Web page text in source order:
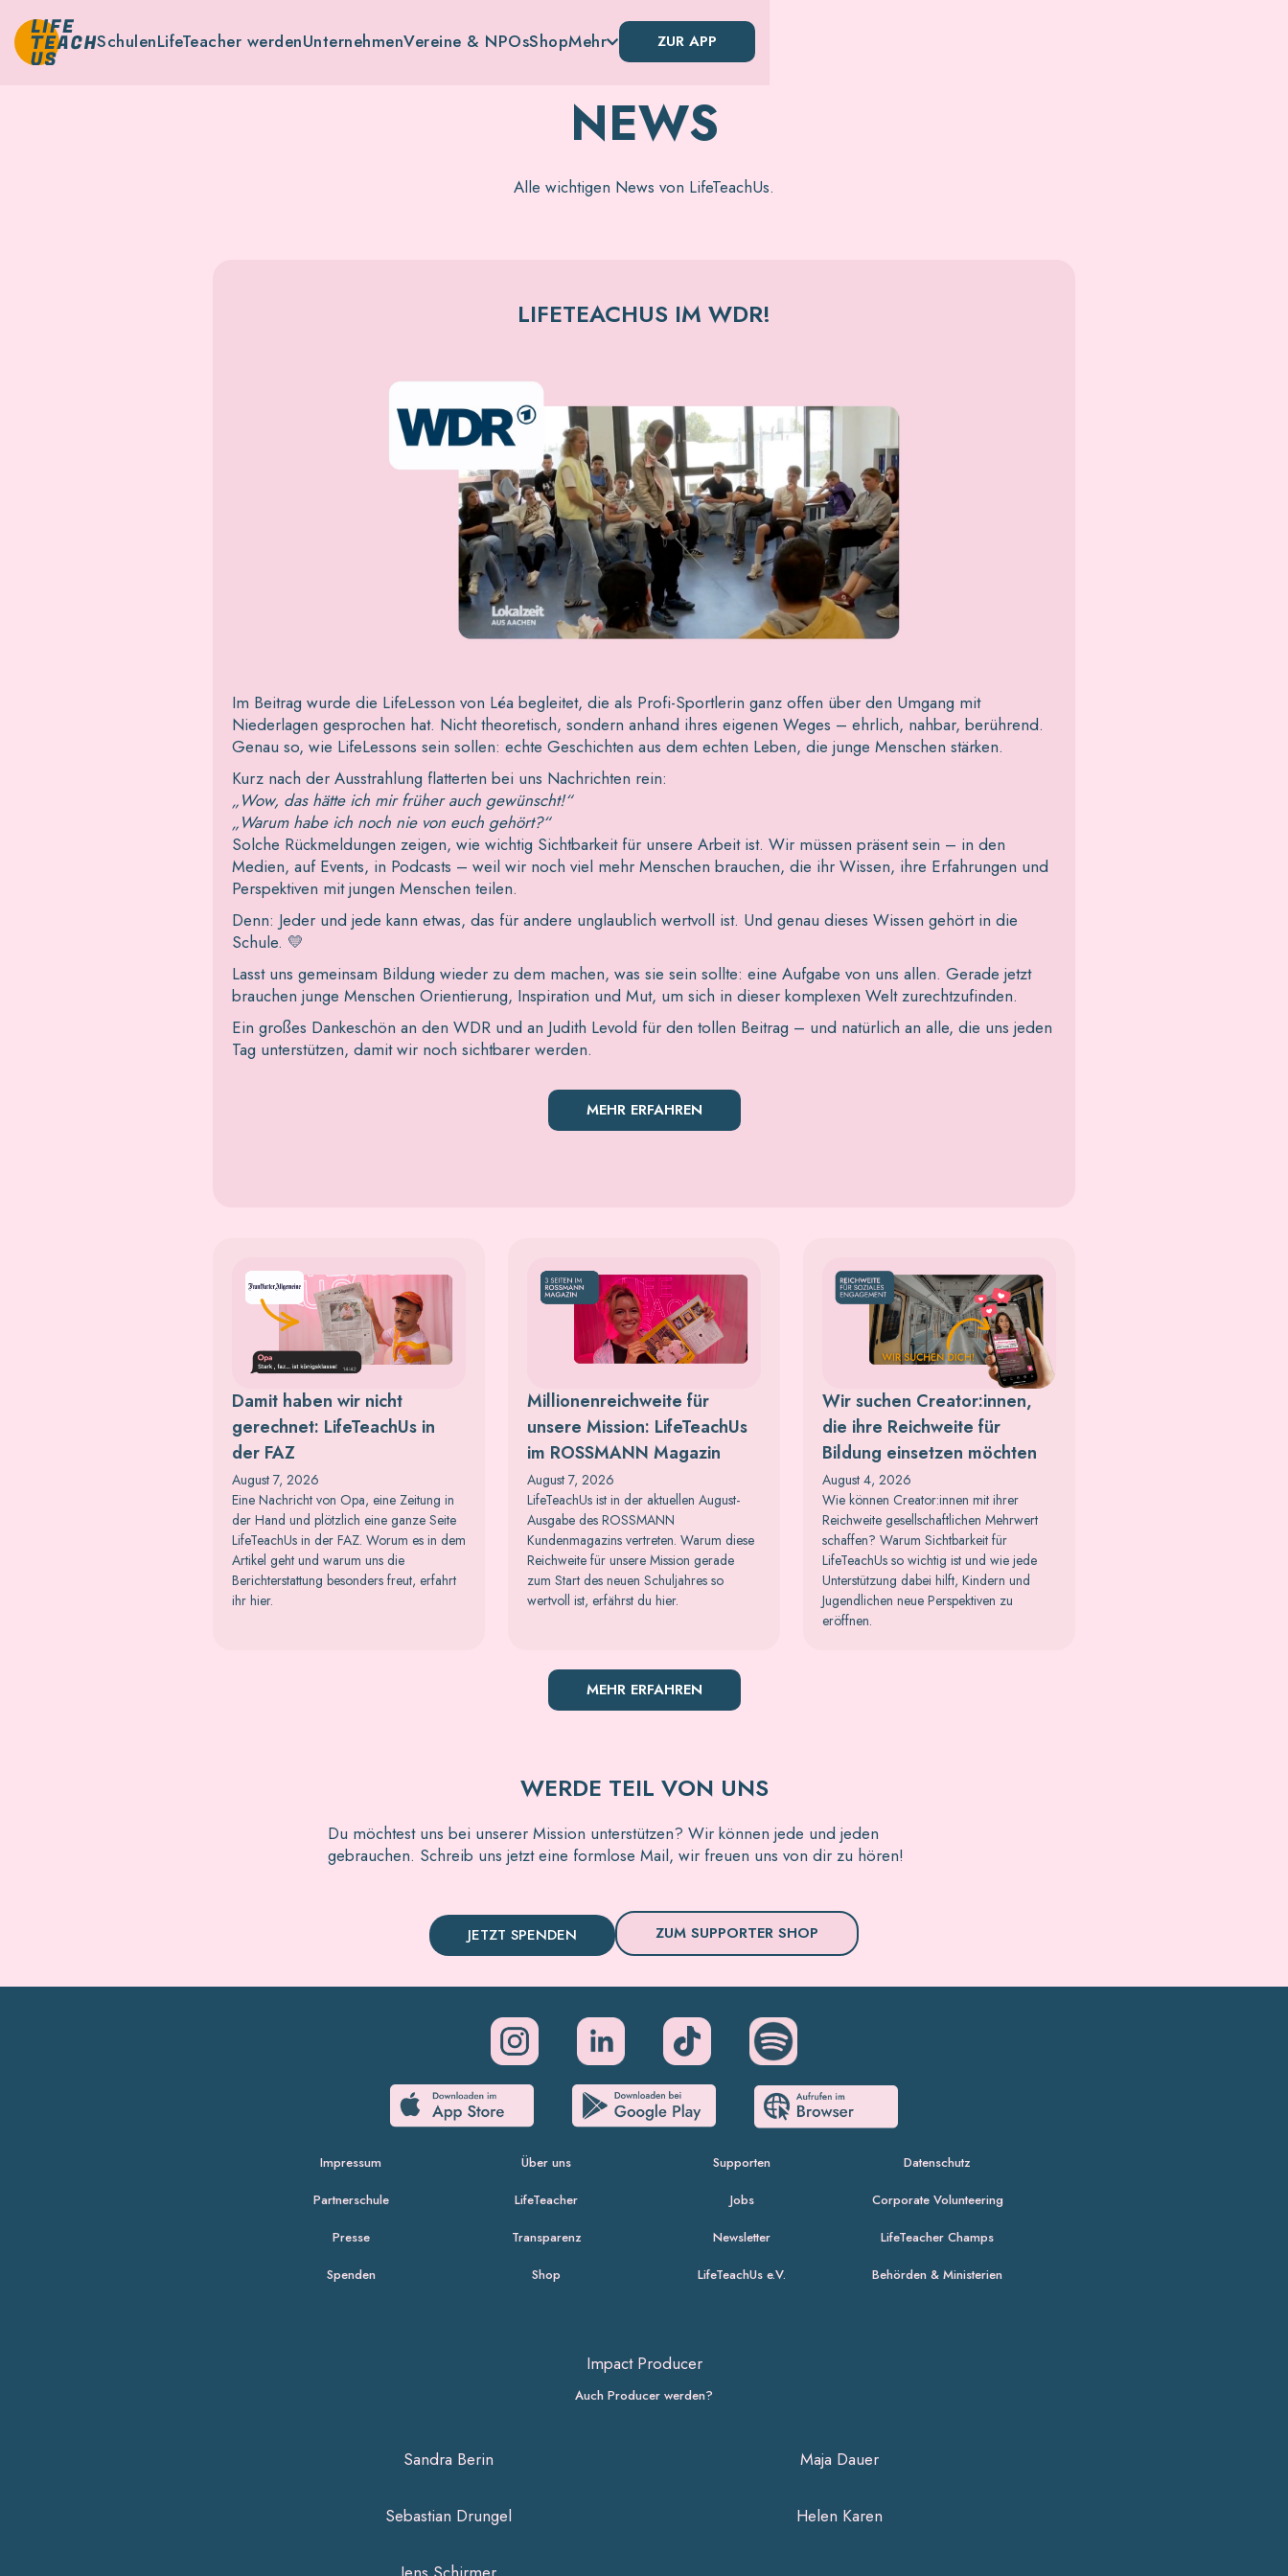
SchulenLifeTeacher werdenUnternehmenVereine & NPOsShopMehr ZUR APP
NEWS
Alle wichtigen News von LifeTeachUs.
LIFETEACHUS IM WDR!
Im Beitrag wurde die LifeLesson von Léa begleitet, die als Profi-Sportlerin ganz offen über den Umgang mit
Niederlagen gesprochen hat. Nicht theoretisch, sondern anhand ihres eigenen Weges – ehrlich, nahbar, berührend.
Genau so, wie LifeLessons sein sollen: echte Geschichten aus dem echten Leben, die junge Menschen stärken.
Kurz nach der Ausstrahlung flatterten bei uns Nachrichten rein:
„Wow, das hätte ich mir früher auch gewünscht!“
„Warum habe ich noch nie von euch gehört?“
Solche Rückmeldungen zeigen, wie wichtig Sichtbarkeit für unsere Arbeit ist. Wir müssen präsent sein – in den
Medien, auf Events, in Podcasts – weil wir noch viel mehr Menschen brauchen, die ihr Wissen, ihre Erfahrungen und
Perspektiven mit jungen Menschen teilen.
Denn: Jeder und jede kann etwas, das für andere unglaublich wertvoll ist. Und genau dieses Wissen gehört in die
Schule. 💛
Lasst uns gemeinsam Bildung wieder zu dem machen, was sie sein sollte: eine Aufgabe von uns allen. Gerade jetzt
brauchen junge Menschen Orientierung, Inspiration und Mut, um sich in dieser komplexen Welt zurechtzufinden.
Ein großes Dankeschön an den WDR und an Judith Levold für den tollen Beitrag – und natürlich an alle, die uns jeden
Tag unterstützen, damit wir noch sichtbarer werden.
MEHR ERFAHREN
Damit haben wir nicht
gerechnet: LifeTeachUs in
der FAZ
August 7, 2026
Eine Nachricht von Opa, eine Zeitung in
der Hand und plötzlich eine ganze Seite
LifeTeachUs in der FAZ. Worum es in dem
Artikel geht und warum uns die
Berichterstattung besonders freut, erfahrt
ihr hier.
Millionenreichweite für
unsere Mission: LifeTeachUs
im ROSSMANN Magazin
August 7, 2026
LifeTeachUs ist in der aktuellen August-
Ausgabe des ROSSMANN
Kundenmagazins vertreten. Warum diese
Reichweite für unsere Mission gerade
zum Start des neuen Schuljahres so
wertvoll ist, erfährst du hier.
Wir suchen Creator:innen,
die ihre Reichweite für
Bildung einsetzen möchten
August 4, 2026
Wie können Creator:innen mit ihrer
Reichweite gesellschaftlichen Mehrwert
schaffen? Warum Sichtbarkeit für
LifeTeachUs so wichtig ist und wie jede
Unterstützung dabei hilft, Kindern und
Jugendlichen neue Perspektiven zu
eröffnen.
MEHR ERFAHREN
WERDE TEIL VON UNS
Du möchtest uns bei unserer Mission unterstützen? Wir können jede und jeden
gebrauchen. Schreib uns jetzt eine formlose Mail, wir freuen uns von dir zu hören!
JETZT SPENDEN ZUM SUPPORTER SHOP
Impressum Über uns Supporten Datenschutz
Partnerschule LifeTeacher Jobs Corporate Volunteering
Presse Transparenz Newsletter LifeTeacher Champs
Spenden Shop LifeTeachUs e.V. Behörden & Ministerien
Impact Producer
Auch Producer werden?
Sandra Berin Maja Dauer
Sebastian Drungel Helen Karen